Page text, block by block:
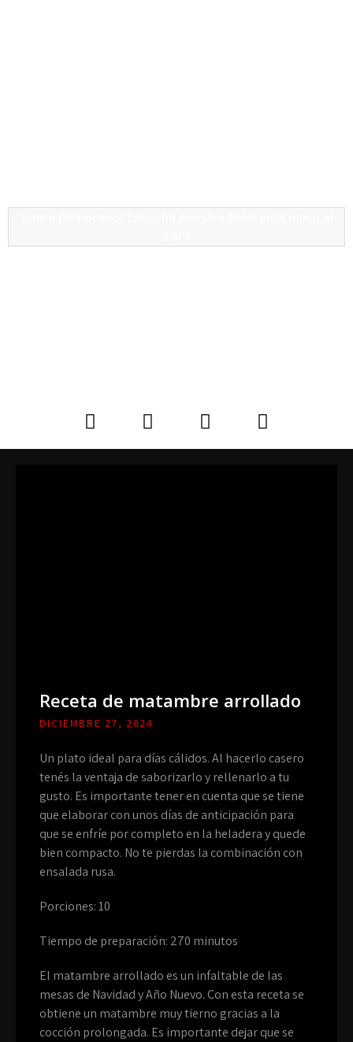
Receta de matambre arrollado
DICIEMBRE 27, 2024
Un plato ideal para días cálidos. Al hacerlo casero
tenés la ventaja de saborizarlo y rellenarlo a tu
gusto. Es importante tener en cuenta que se tiene
que elaborar con unos días de anticipación para
que se enfríe por completo en la heladera y quede
bien compacto. No te pierdas la combinación con
ensalada rusa.
Porciones: 10
Tiempo de preparación: 270 minutos
El matambre arrollado es un infaltable de las
mesas de Navidad y Año Nuevo. Con esta receta se
obtiene un matambre muy tierno gracias a la
cocción prolongada. Es importante dejar que se